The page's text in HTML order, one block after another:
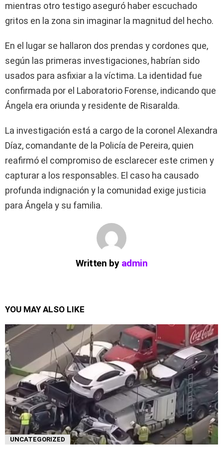
mientras otro testigo aseguró haber escuchado
gritos en la zona sin imaginar la magnitud del hecho.
En el lugar se hallaron dos prendas y cordones que,
según las primeras investigaciones, habrían sido
usados para asfixiar a la víctima. La identidad fue
confirmada por el Laboratorio Forense, indicando que
Ángela era oriunda y residente de Risaralda.
La investigación está a cargo de la coronel Alexandra
Díaz, comandante de la Policía de Pereira, quien
reafirmó el compromiso de esclarecer este crimen y
capturar a los responsables. El caso ha causado
profunda indignación y la comunidad exige justicia
para Ángela y su familia.
Written by admin
YOU MAY ALSO LIKE
UNCATEGORIZED